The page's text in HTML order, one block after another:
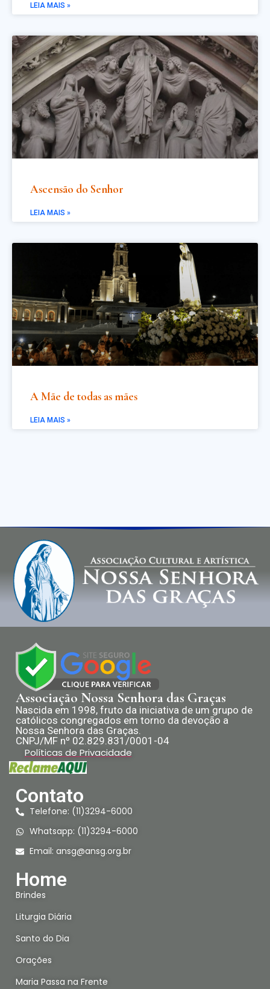
LEIA MAIS »
Ascensão do Senhor
LEIA MAIS »
A Mãe de todas as mães
LEIA MAIS »
Associação Nossa Senhora das Graças
Nascida em 1998, fruto da iniciativa de um grupo de
católicos congregados em torno da devoção a
Nossa Senhora das Graças.
CNPJ/MF nº 02.829.831/0001-04
Políticas de Privacidade
Contato
Telefone: (11)3294-6000
Whatsapp: (11)3294-6000
Email: ansg@ansg.org.br
Home
Brindes
Liturgia Diária
Santo do Dia
Orações
Maria Passa na Frente